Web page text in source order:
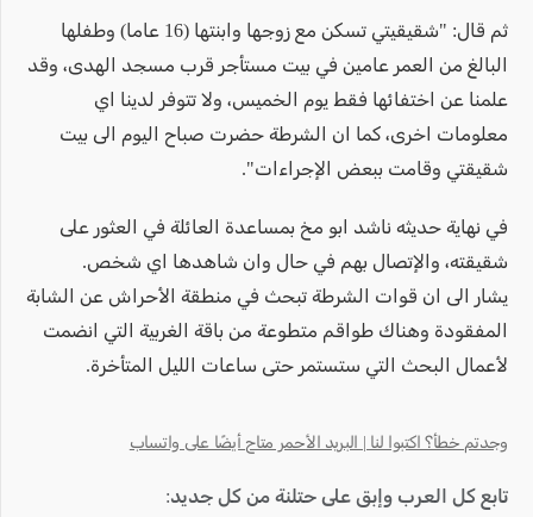
ثم قال: "شقيقيتي تسكن مع زوجها وابنتها (16 عاما) وطفلها
البالغ من العمر عامين في بيت مستأجر قرب مسجد الهدى، وقد
علمنا عن اختفائها فقط يوم الخميس، ولا تتوفر لدينا اي
معلومات اخرى، كما ان الشرطة حضرت صباح اليوم الى بيت
شقيقتي وقامت ببعض الإجراءات".
في نهاية حديثه ناشد ابو مخ بمساعدة العائلة في العثور على
شقيقته، والإتصال بهم في حال وان شاهدها اي شخص.
يشار الى ان قوات الشرطة تبحث في منطقة الأحراش عن الشابة
المفقودة وهناك طواقم متطوعة من باقة الغربية التي انضمت
لأعمال البحث التي ستستمر حتى ساعات الليل المتأخرة.
وجدتم خطأ؟ اكتبوا لنا | البريد الأحمر متاح أيضًا على واتساب
تابع كل العرب وإبق على حتلنة من كل جديد: